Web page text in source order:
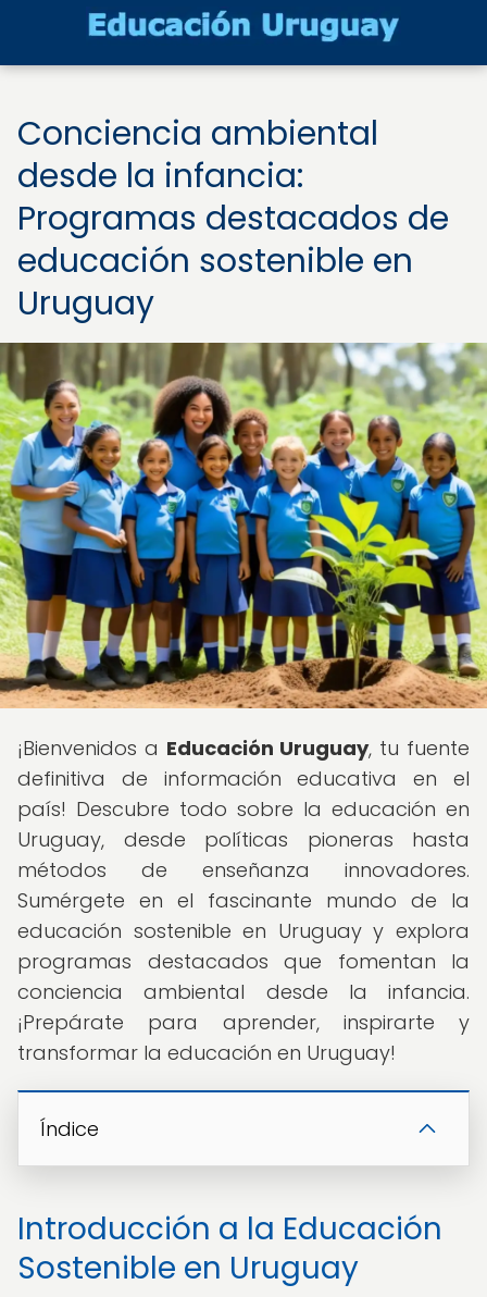
Conciencia ambiental
desde la infancia:
Programas destacados de
educación sostenible en
Uruguay
¡Bienvenidos a Educación Uruguay, tu fuente
definitiva de información educativa en el
país! Descubre todo sobre la educación en
Uruguay, desde políticas pioneras hasta
métodos de enseñanza innovadores.
Sumérgete en el fascinante mundo de la
educación sostenible en Uruguay y explora
programas destacados que fomentan la
conciencia ambiental desde la infancia.
¡Prepárate para aprender, inspirarte y
transformar la educación en Uruguay!
Índice
Introducción a la Educación
Sostenible en Uruguay